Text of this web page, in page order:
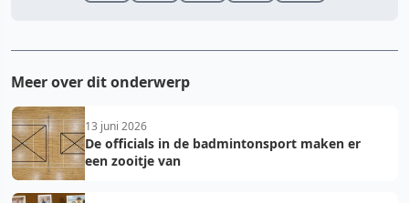
Meer over dit onderwerp
13 juni 2026
De officials in de badmintonsport maken er
een zooitje van